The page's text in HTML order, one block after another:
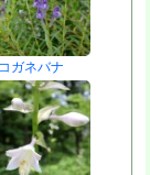
コガネバナ